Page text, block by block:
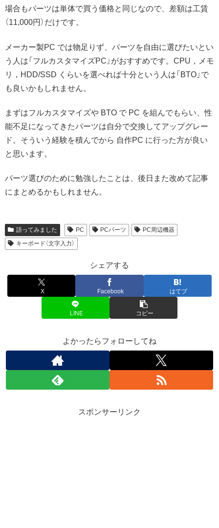
場合もパーツは単体で買う価格と同じなので、差額は工賃
（11,000円）だけです。
メーカー製PC では物足りず、パーツを自由に選びたいとい
う人は「フルカスタマイズPC」がおすすめです。CPU，メモ
リ，HDD/SSD くらいを選べれば十分という人は「BTO」で
も良いかもしれません。
まずはフルカスタマイズや BTO で PC を組んでもらい、性
能不足になってきたパーツは自分で交換してアップグレー
ド。そういう経験を積んでから 自作PC に行った方が良い
と思います。
パーツ選びのために勉強したことは、後日また改めて記事
にまとめるかもしれません。
語ってみました PC PCパーツ
PC周辺機器
キーボード（文字入力）
シェアする
X Facebook はてブ
LINE コピー
よかったらフォローしてね
スポンサーリンク